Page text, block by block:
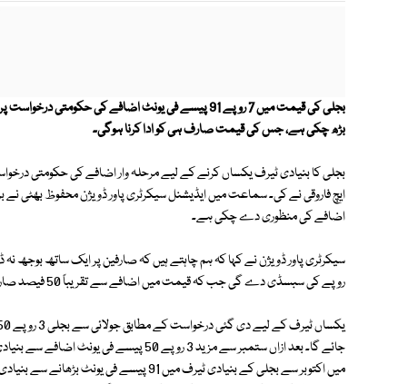
بجلی کی قیمت میں 7 روپے 91 پیسے فی یونٹ اضافے کی
بڑھ چکی ہے، جس کی قیمت صارف ہی کو ادا کرنا ہوگی۔
بجلی کا بنیادی ٹیرف یکساں کرنے کے لیے مرحلہ وار اضافے کی حکومتی
اضافے کی منظوری دے چکی ہے۔
روپے کی سبسڈی دے گی جب کہ قیمت میں اضافے سے تقریباً 50 فیصد صارفین پر کوئی اضافی بوجھ نہیں پڑے گا۔